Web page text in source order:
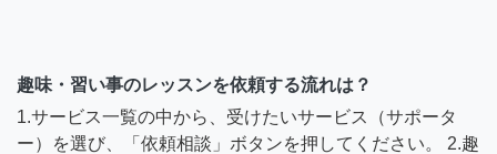
趣味・習い事のレッスンを依頼する流れは？
1.サービス一覧の中から、受けたいサービス（サポータ
ー）を選び、「依頼相談」ボタンを押してください。 2.趣